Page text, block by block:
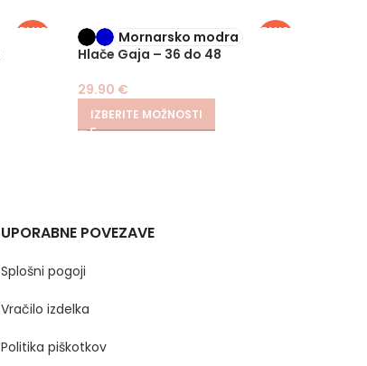
PLUS
PLUS
Mornarsko modra
Hlače Gaja – 36 do 48
29.90 €
IZBERITE MOŽNOSTI
UPORABNE POVEZAVE
Splošni pogoji
Vračilo izdelka
Politika piškotkov